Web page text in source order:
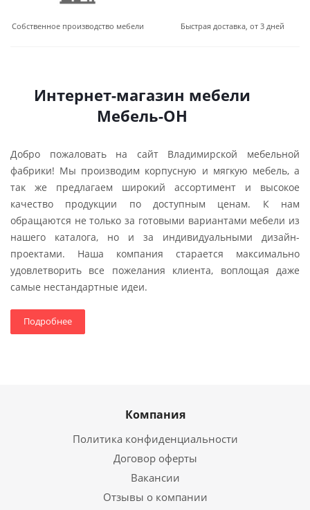
Собственное производство мебели Быстрая доставка, от 3 дней
Интернет-магазин мебели
Мебель-ОН
Добро пожаловать на сайт Владимирской мебельной
фабрики! Мы производим корпусную и мягкую мебель, а
так же предлагаем широкий ассортимент и высокое
качество продукции по доступным ценам. К нам
обращаются не только за готовыми вариантами мебели из
нашего каталога, но и за индивидуальными дизайн-
проектами. Наша компания старается максимально
удовлетворить все пожелания клиента, воплощая даже
самые нестандартные идеи.
Подробнее
Компания
Политика конфиденциальности
Договор оферты
Вакансии
Отзывы о компании